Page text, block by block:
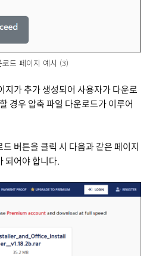
드 페이지 예시 (3)
지가 추가 생성되어 사용자가 다운로
경우 압축 파일 다운로드가 이루어
버튼을 클릭 시 다음과 같은 페이지
되어야 합니다.